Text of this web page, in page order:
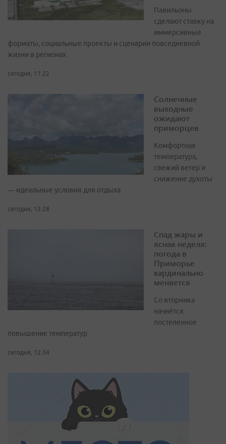
Павильоны
сделают ставку на
иммерсивные
форматы, социальные проекты и сценарии повседневной
жизни в регионах
сегодня, 11:22
Солнечные
выходные
ожидают
приморцев
Комфортная
температура,
свежий ветер и
снижение духоты
— идеальные условия для отдыха
сегодня, 12:28
Спад жары и
ясная неделя:
погода в
Приморье
кардинально
меняется
Со вторника
начнётся
постепенное
повышение температур
сегодня, 12:34